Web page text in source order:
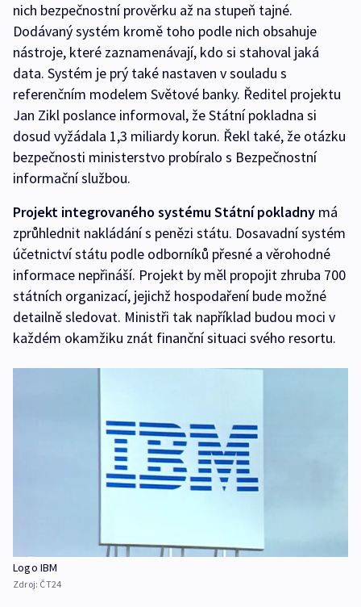
nich bezpečnostní prověrku až na stupeň tajné.
Dodávaný systém kromě toho podle nich obsahuje
nástroje, které zaznamenávají, kdo si stahoval jaká
data. Systém je prý také nastaven v souladu s
referenčním modelem Světové banky. Ředitel projektu
Jan Zikl poslance informoval, že Státní pokladna si
dosud vyžádala 1,3 miliardy korun. Řekl také, že otázku
bezpečnosti ministerstvo probíralo s Bezpečnostní
informační službou.
Projekt integrovaného systému Státní pokladny má
zprůhlednit nakládání s penězi státu. Dosavadní systém
účetnictví státu podle odborníků přesné a věrohodné
informace nepřináší. Projekt by měl propojit zhruba 700
státních organizací, jejichž hospodaření bude možné
detailně sledovat. Ministři tak například budou moci v
každém okamžiku znát finanční situaci svého resortu.
Logo IBM
Zdroj: ČT24